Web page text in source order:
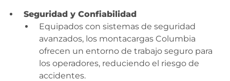
Seguridad y Confiabilidad
Equipados con sistemas de seguridad
avanzados, los montacargas Columbia
ofrecen un entorno de trabajo seguro para
los operadores, reduciendo el riesgo de
accidentes.